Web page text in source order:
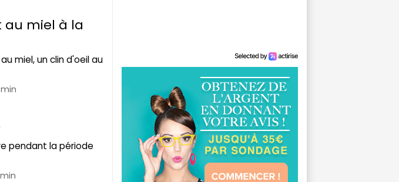
au miel à la
miel, un clin d'oeil au
pendant la période